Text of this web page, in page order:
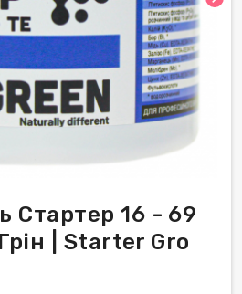
Стартер 16 - 69
| Starter Gro